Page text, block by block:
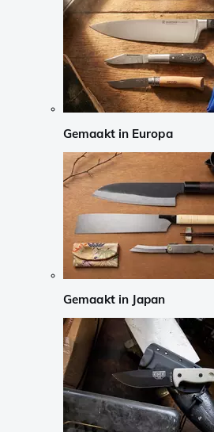
Gemaakt in Europa
Gemaakt in Japan